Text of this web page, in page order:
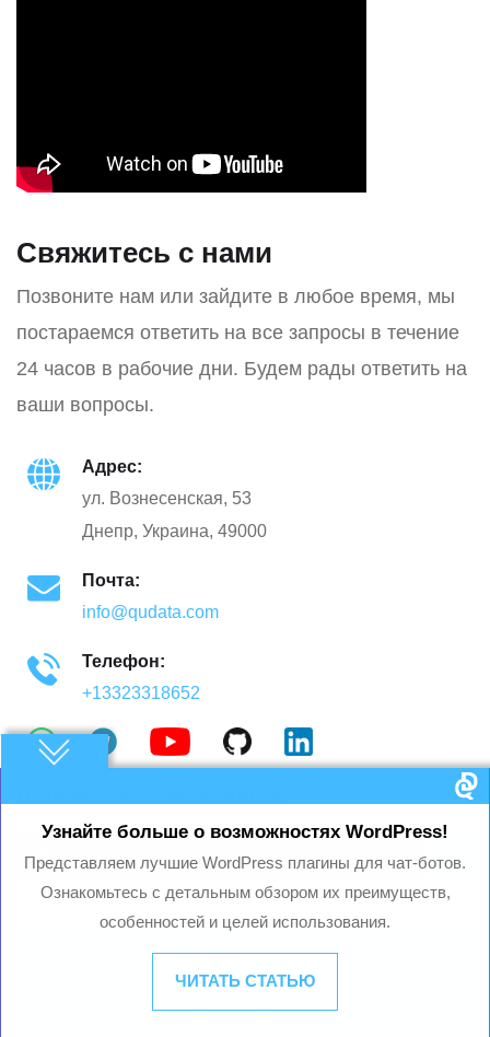
Узнайте больше о возможностях WordPress!
Представляем лучшие WordPress плагины для чат-ботов.
Ознакомьтесь с детальным обзором их преимуществ,
особенностей и целей использования.
ЧИТАТЬ СТАТЬЮ
Свяжитесь с нами
Позвоните нам или зайдите в любое время, мы
постараемся ответить на все запросы в течение
24 часов в рабочие дни. Будем рады ответить на
ваши вопросы.
Адрес:
ул. Вознесенская, 53
Днепр, Украина, 49000
Почта:
info@qudata.com
Телефон:
+13323318652
Готовы начать?
Ваш электронный адрес не будет опубликован.